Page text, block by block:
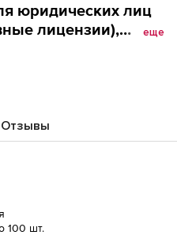
юридических лиц
лицензии),
еще
Отзывы
100 шт.